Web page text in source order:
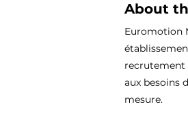
About
Euromotion
recrutement
aux besoins
mesure.